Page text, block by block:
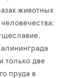
животных
только две
пруда в